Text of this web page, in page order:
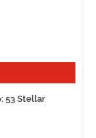
53 Stellar